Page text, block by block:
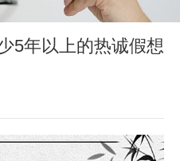
5年以上的热诚假想